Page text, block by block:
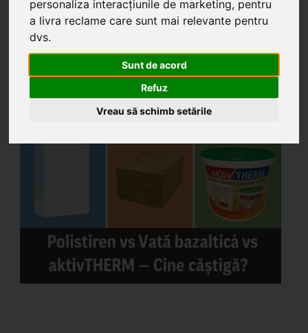
personaliza interacțiunile de marketing, pentru
a livra reclame care sunt mai relevante pentru
dvs.
Sunt de acord
Refuz
Vreau să schimb setările
vată bazaltică vs
aktivTHERM – Cine
câștigă?